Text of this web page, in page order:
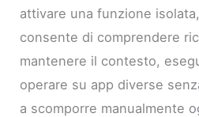
attivare una funzione
consente di comprendere
mantenere il contesto,
operare su app diverse
a scomporre manualmente